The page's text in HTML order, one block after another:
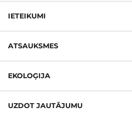
IETEIKUMI
ATSAUKSMES
EKOLOĢIJA
UZDOT JAUTĀJUMU